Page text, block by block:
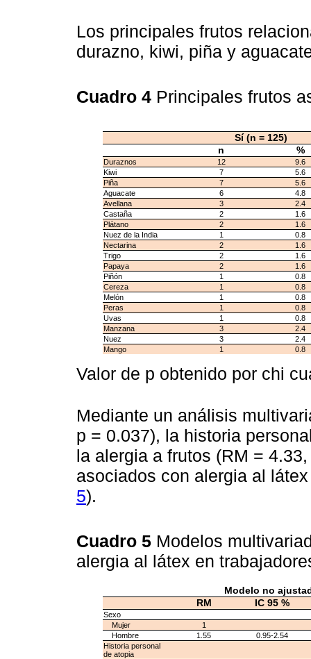
Los principales frutos
durazno, kiwi, piña y
Cuadro 4 Principales frutos
Sí (n = 125)
n
%
Duraznos 12
9.6
Kiwi
7
5.6
Piña
7
5.6
Aguacate
6
4.8
Avellana
3
2.4
Castaña
2
1.6
Plátano
2
1.6
Nuez de la India
1
0.8
Nectarina
2
1.6
Trigo
2
1.6
Papaya
2
1.6
Piñón
1
0.8
Cereza
1
0.8
Melón
1
0.8
Peras
1
0.8
Uvas
1
0.8
Manzana
3
2.4
Nuez
3
2.4
Mango
1 0.8
Valor de p obtenido por chi
Mediante un análisis
p = 0.037), la historia
la alergia a frutos (RM =
asociados con alergia al
5).
Cuadro 5 Modelos
alergia al látex en
Modelo no
RM
IC 95 %
Sexo
Mujer
1
Hombre
1.55
0.95-2.54
Historia personal
de atopia